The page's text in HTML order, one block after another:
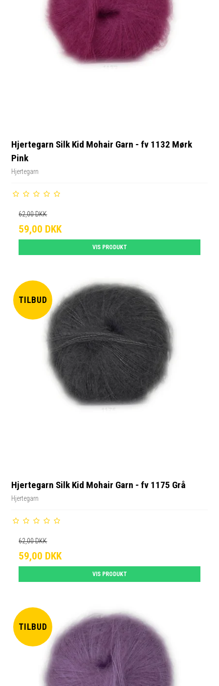
Hjertegarn Silk Kid Mohair Garn - fv 1132 Mørk
Pink
Hjertegarn
62,00 DKK
59,00 DKK
VIS PRODUKT
TILBUD
Hjertegarn Silk Kid Mohair Garn - fv 1175 Grå
Hjertegarn
62,00 DKK
59,00 DKK
VIS PRODUKT
TILBUD